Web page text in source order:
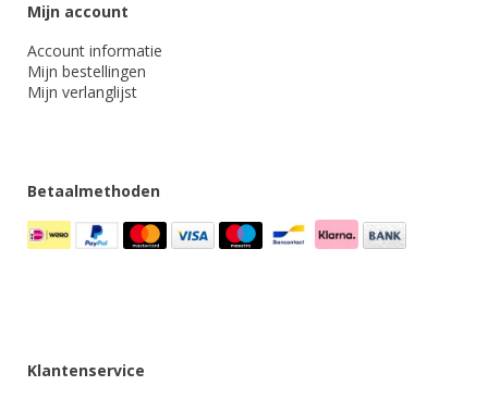
Mijn account
Account informatie
Mijn bestellingen
Mijn verlanglijst
Betaalmethoden
Klantenservice